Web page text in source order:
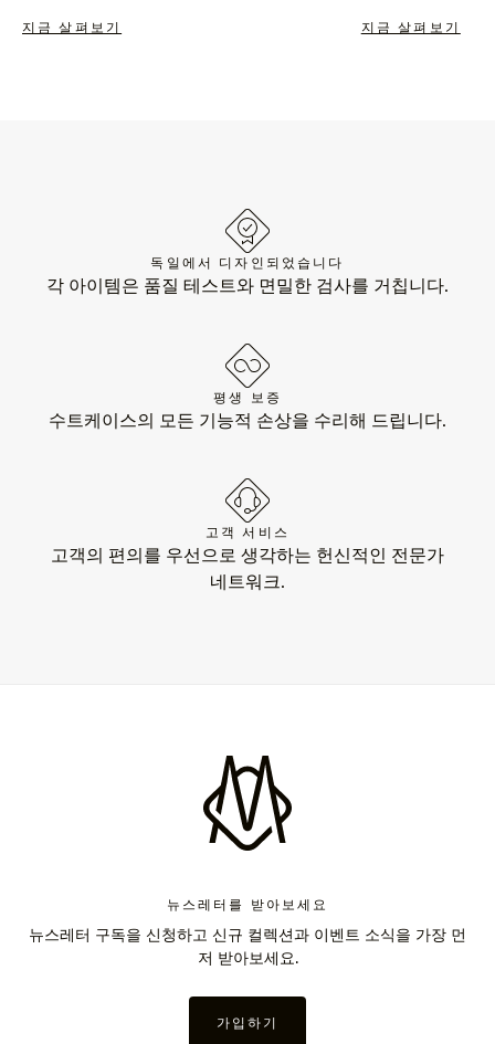
지금 살펴보기 지금 살펴보기
독일에서 디자인되었습니다
각 아이템은 품질 테스트와 면밀한 검사를 거칩니다.
평생 보증
수트케이스의 모든 기능적 손상을 수리해 드립니다.
고객 서비스
고객의 편의를 우선으로 생각하는 헌신적인 전문가
네트워크.
뉴스레터를 받아보세요
뉴스레터 구독을 신청하고 신규 컬렉션과 이벤트 소식을 가장 먼
저 받아보세요.
가입하기